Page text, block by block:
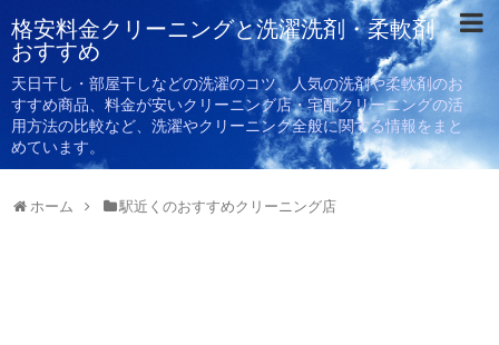
格安料金クリーニングと洗濯洗剤・柔軟剤
おすすめ
天日干し・部屋干しなどの洗濯のコツ、人気の洗剤や柔軟剤のお
すすめ商品、料金が安いクリーニング店・宅配クリーニングの活
用方法の比較など、洗濯やクリーニング全般に関する情報をまと
めています。
ホーム 駅近くのおすすめクリーニング店